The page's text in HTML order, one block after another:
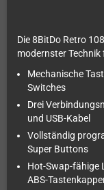
Die 8BitDo Retro
modernster
Mechanische
Switches
Drei
und USB-Kabel
Vollständig
Super Buttons
Hot-Swap-fähige
ABS-